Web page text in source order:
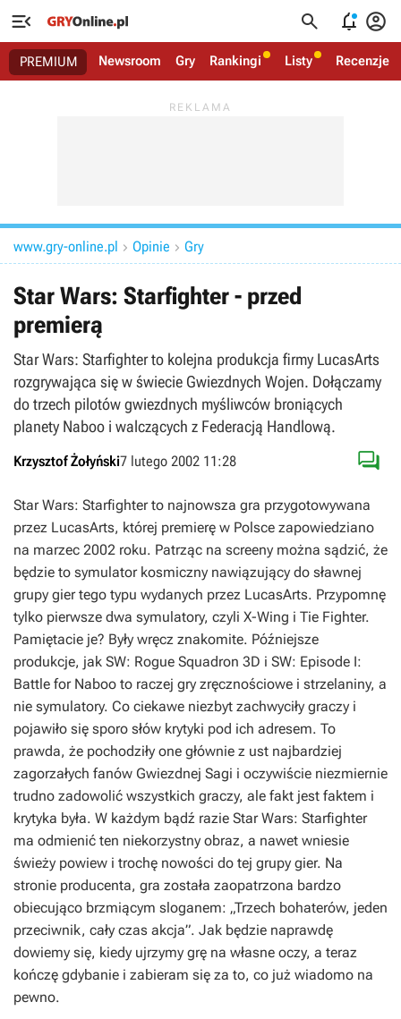
   
PREMIUM Newsroom Gry Rankingi Listy Recenzje
www.gry-online.pl  Opinie  Gry
Star Wars: Starfighter - przed
premierą
Star Wars: Starfighter to kolejna produkcja firmy LucasArts
rozgrywająca się w świecie Gwiezdnych Wojen. Dołączamy
do trzech pilotów gwiezdnych myśliwców broniących
planety Naboo i walczących z Federacją Handlową.
Krzysztof Żołyński7 lutego 2002 11:28 
Star Wars: Starfighter to najnowsza gra przygotowywana
przez LucasArts, której premierę w Polsce zapowiedziano
na marzec 2002 roku. Patrząc na screeny można sądzić, że
będzie to symulator kosmiczny nawiązujący do sławnej
grupy gier tego typu wydanych przez LucasArts. Przypomnę
tylko pierwsze dwa symulatory, czyli X-Wing i Tie Fighter.
Pamiętacie je? Były wręcz znakomite. Późniejsze
produkcje, jak SW: Rogue Squadron 3D i SW: Episode I:
Battle for Naboo to raczej gry zręcznościowe i strzelaniny, a
nie symulatory. Co ciekawe niezbyt zachwyciły graczy i
pojawiło się sporo słów krytyki pod ich adresem. To
prawda, że pochodziły one głównie z ust najbardziej
zagorzałych fanów Gwiezdnej Sagi i oczywiście niezmiernie
trudno zadowolić wszystkich graczy, ale fakt jest faktem i
krytyka była. W każdym bądź razie Star Wars: Starfighter
ma odmienić ten niekorzystny obraz, a nawet wniesie
świeży powiew i trochę nowości do tej grupy gier. Na
stronie producenta, gra została zaopatrzona bardzo
obiecująco brzmiącym sloganem: „Trzech bohaterów, jeden
przeciwnik, cały czas akcja”. Jak będzie naprawdę
dowiemy się, kiedy ujrzymy grę na własne oczy, a teraz
kończę gdybanie i zabieram się za to, co już wiadomo na
pewno.